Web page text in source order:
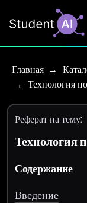
Главная
Технология
Реферат на тему:
Технология
Содержание
Введение